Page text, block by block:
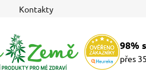
Kontakty
98%
přes